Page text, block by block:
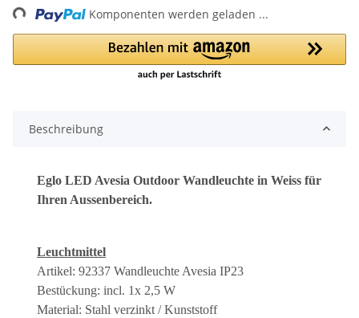
Komponenten werden geladen ...
Beschreibung
Eglo LED Avesia Outdoor Wandleuchte in Weiss für
Ihren Aussenbereich.
Leuchtmittel
Artikel: 92337 Wandleuchte Avesia IP23
Bestückung: incl. 1x 2,5 W
Material: Stahl verzinkt / Kunststoff